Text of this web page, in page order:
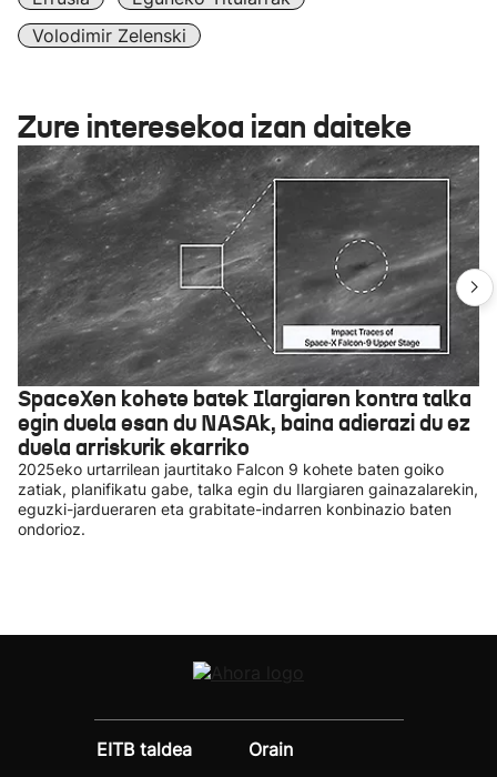
Volodimir Zelenski
Zure interesekoa izan daiteke
SpaceXen kohete batek Ilargiaren kontra talka
egin duela esan du NASAk, baina adierazi du ez
duela arriskurik ekarriko
2025eko urtarrilean jaurtitako Falcon 9 kohete baten goiko
zatiak, planifikatu gabe, talka egin du Ilargiaren gainazalarekin,
eguzki-jardueraren eta grabitate-indarren konbinazio baten
ondorioz.
EITB taldea
Orain